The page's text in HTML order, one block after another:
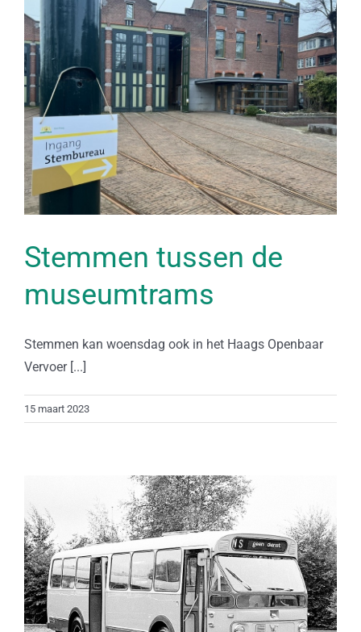
Stemmen tussen de
museumtrams
Stemmen kan woensdag ook in het Haags Openbaar
Vervoer [...]
15 maart 2023